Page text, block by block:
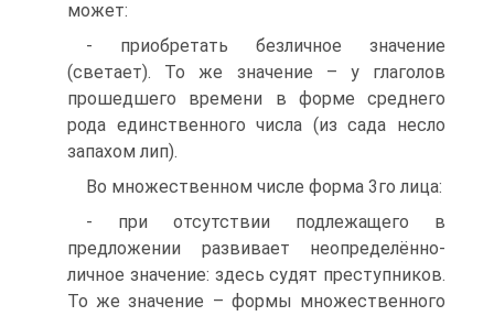
может:
- приобретать безличное значение
(светает). То же значение – у глаголов
прошедшего времени в форме среднего
рода единственного числа (из сада несло
запахом лип).
Во множественном числе форма 3го лица:
- при отсутствии подлежащего в
предложении развивает неопределённо-
личное значение: здесь судят преступников.
То же значение – формы множественного